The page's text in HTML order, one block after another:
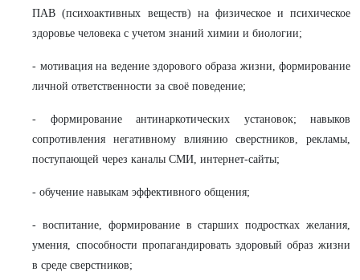
ПАВ (психоактивных веществ) на физическое и психическое
здоровье человека с учетом знаний химии и биологии;
- мотивация на ведение здорового образа жизни, формирование
личной ответственности за своё поведение;
- формирование антинаркотических установок; навыков
сопротивления негативному влиянию сверстников, рекламы,
поступающей через каналы СМИ, интернет-сайты;
- обучение навыкам эффективного общения;
- воспитание, формирование в старших подростках желания,
умения, способности пропагандировать здоровый образ жизни
в среде сверстников;